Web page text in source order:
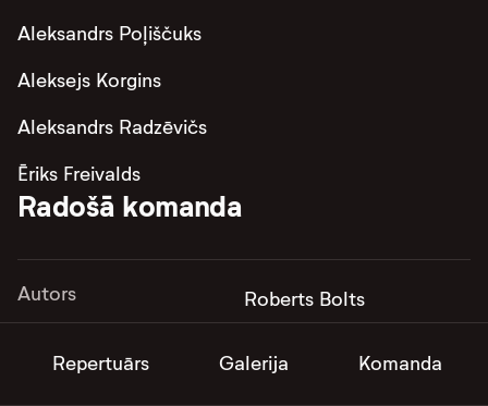
Repertuārs Galerija Komanda
Aleksandrs Poļiščuks
Aleksejs Korgins
Aleksandrs Radzēvičs
Ēriks Freivalds
Radošā komanda
Autors Roberts Bolts
Horeogrāfs Artūrs Skuteļskis